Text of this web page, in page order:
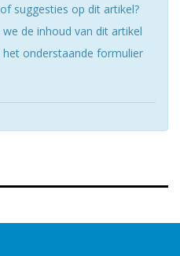
suggesties op dit artikel?
de inhoud van dit artikel
het onderstaande formulier